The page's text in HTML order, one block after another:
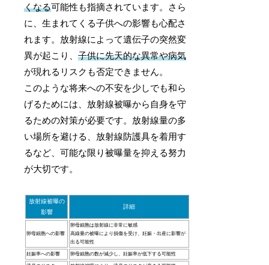
くなる可能性も指摘されています。さら
に、生まれてくる子供への影響も心配さ
れます。放射線によって遺伝子の突然変
異が起こり、子供に先天的な異常や病気
が現れるリスクも否定できません。
このような将来への不安を少しでも和ら
げるためには、放射線被曝から自身を守
るための対策が必要です。放射線量の多
い場所を避ける、放射線防護具を着用す
るなど、可能な限り被曝量を抑える努力
が大切です。
放射線被曝の
影響
詳細
卵母細胞への影響
卵母細胞は放射線に非常に敏感
高線量の被曝により損傷を受け、妊娠・出産に影響が
出る可能性
妊娠率への影響 卵母細胞の数が減少し、妊娠率が低下する可能性